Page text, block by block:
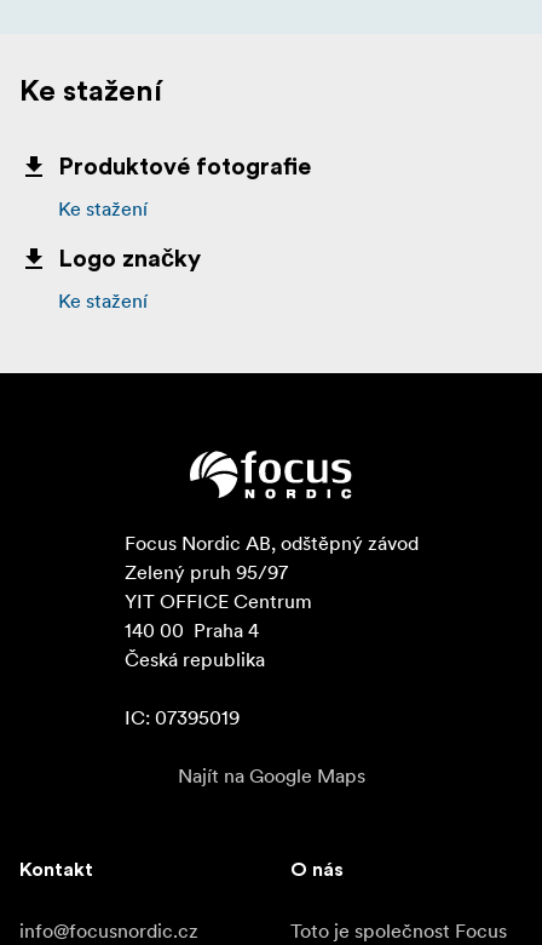
Ke stažení
Produktové fotografie
Ke stažení
Logo značky
Ke stažení
Focus Nordic AB, odštěpný závod
Zelený pruh 95/97
YIT OFFICE Centrum
140 00  Praha 4
Česká republika
IC: 07395019
Najít na Google Maps
Kontakt
info@focusnordic.cz
O nás
Toto je společnost Focus